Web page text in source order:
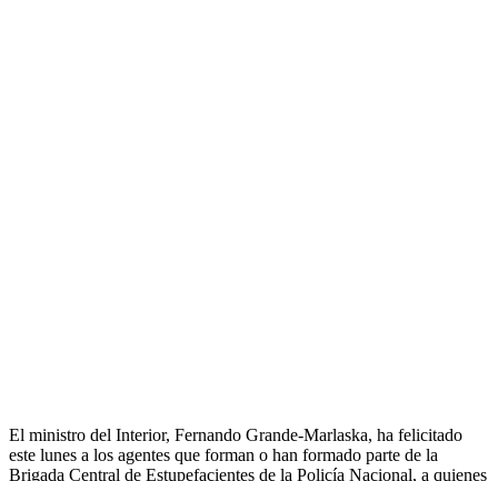
El ministro del Interior, Fernando Grande-Marlaska, ha felicitado
este lunes a los agentes que forman o han formado parte de la
Brigada Central de Estupefacientes de la Policía Nacional, a quienes